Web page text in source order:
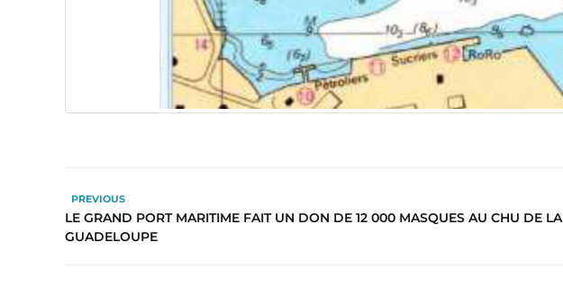
PREVIOUS
LE GRAND PORT MARITIME FAIT UN DON DE 12 000 MASQUES AU CHU DE LA
GUADELOUPE